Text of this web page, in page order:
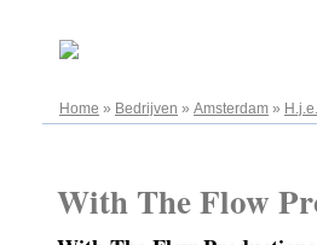
Home » Bedrijven » Amsterdam »
With The Flow